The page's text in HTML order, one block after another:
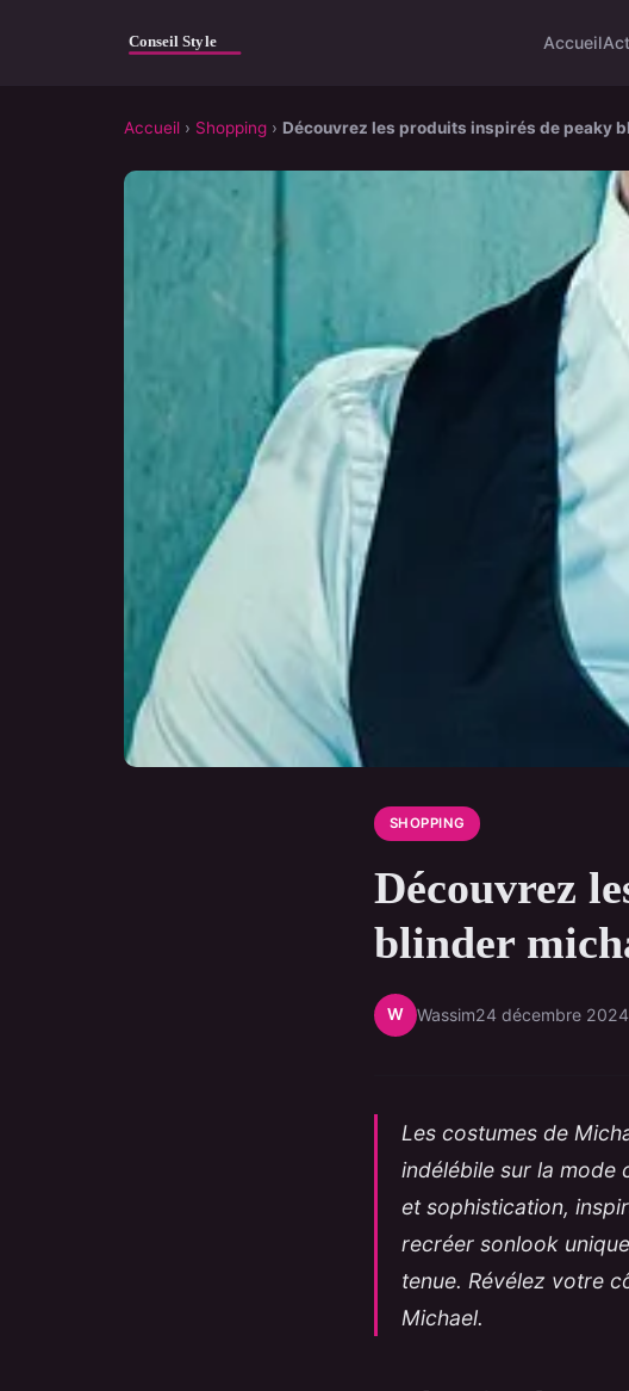
Accueil
Accueil › Shopping › Découvrez les produits inspirés de peaky
SHOPPING
Découvrez
blinder
W Wassim24 décembre 2024
Les costumes de
indélébile sur la mode
et sophistication,
recréer sonlook
tenue. Révélez votre
Michael.